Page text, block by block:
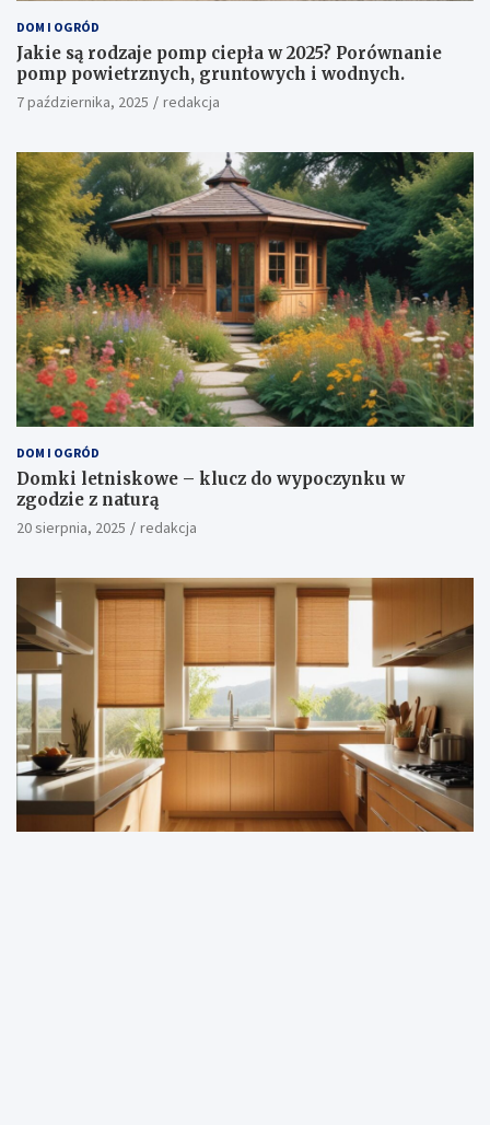
DOM I OGRÓD
Jakie są rodzaje pomp ciepła w 2025? Porównanie
pomp powietrznych, gruntowych i wodnych.
7 października, 2025 redakcja
DOM I OGRÓD
Domki letniskowe – klucz do wypoczynku w
zgodzie z naturą
20 sierpnia, 2025 redakcja